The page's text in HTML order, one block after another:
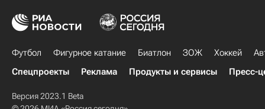
Футбол Фигурное катание Биатлон ЗОЖ Хоккей
Спецпроекты
Реклама Продукты и сервисы Пресс-
Версия 2023.1 Beta